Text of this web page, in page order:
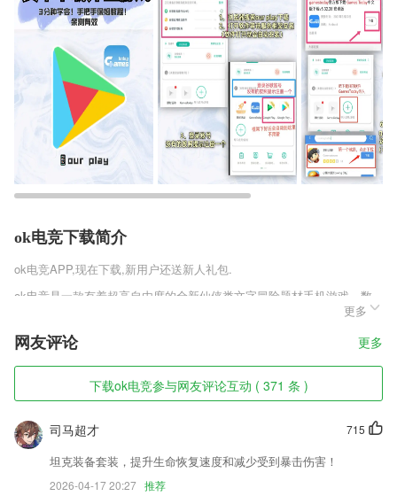
ok电竞下载简介
ok电竞APP,现在下载,新用户还送新人礼包.
ok电竞是一款有着超高自由度的全新仙侠类文字冒险题材手机游戏，数
百万字的故事剧情，多种不同的结局设定，你将在这里体验最为独特的修
道玩法。大量的选项将会为你带来更多独特的选择，更加有趣的功法设
定，你将在这里享受更加独特的游戏玩法。
ok电竞软件特色
1,【搜索】可以搜索健康经验,诊疗分享,健康,心理、情感等热点话题
2,基于大数据与人工智能，提供全面健康管理服务；
3,个性化:定制专属课程,定位学员个性问题
4,提供各种模板，你都可以免费使用，帮助你的照片更有趣味。
更多
网友评论 更多
下载ok电竞参与网友评论互动 ( 371 条 )
715
司马超才
坦克装备套装，提升生命恢复速度和减少受到暴击伤害！
2026-04-17 20:27 推荐